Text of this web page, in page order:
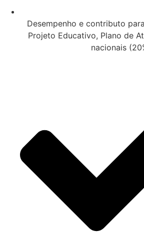
Desempenho e contributo
Projeto Educativo, Plano de
nacionais